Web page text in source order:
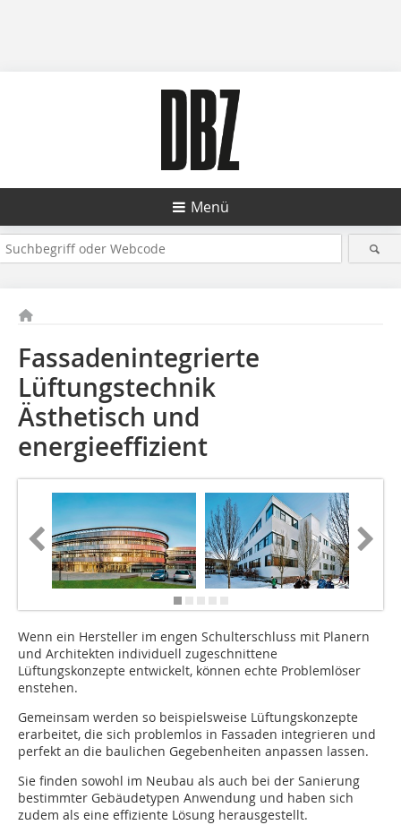
Menü
Fassadenintegrierte
Lüftungstechnik
Ästhetisch und
energieeffizient
Wenn ein Hersteller im engen Schulterschluss mit Planern
und Architekten individuell zuge­schnittene
Lüftungskonzepte entwickelt, können echte Problemlöser
enstehen.
Gemeinsam werden so beispielsweise Lüftungskonzepte
erarbeitet, die sich problemlos in Fassaden integrieren und
perfekt an die baulichen Gegebenheiten anpassen lassen.
Sie finden sowohl im Neubau als auch bei der Sanierung
bestimmter Gebäudetypen Anwendung und haben sich
zudem als eine effiziente Lösung herausgestellt.